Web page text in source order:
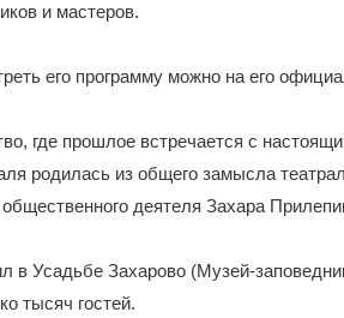
и мастеров.
его программу можно на его
где прошлое встречается с
родилась из общего замысла
деятеля Захара
в Усадьбе Захарово (Музей-
тысяч гостей.